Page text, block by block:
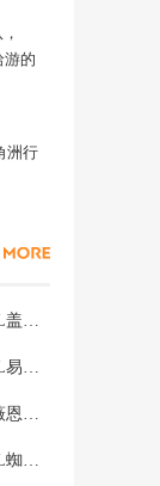
游的
洲行
英雄联盟怀旧服盖伦怎么玩 最新LOL盖伦天赋符文
英雄联盟怀旧服剑圣怎么玩 最新LOL易天赋符文
英雄联盟怀旧服vn怎么玩 最新LOL薇恩天赋符文
英雄联盟怀旧服蜘蛛怎么玩 最新LOL蜘蛛天赋符文